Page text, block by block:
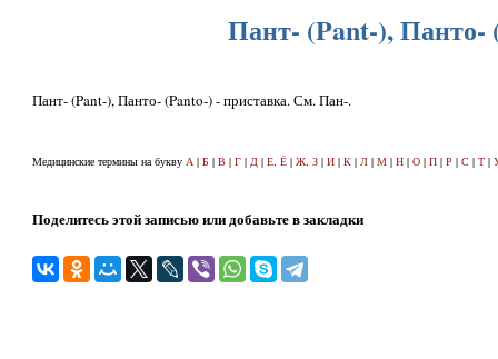
Пант- (Pant-), Панто-
Пант- (Pant-), Панто- (Panto-) - приставка. См. Пан-.
Медицинские термины на букву А | Б | В | Г | Д | Е, Ё | Ж, З | И | К | Л | М | Н | О | П | Р | С | Т |
Поделитесь этой записью или добавьте в закладки